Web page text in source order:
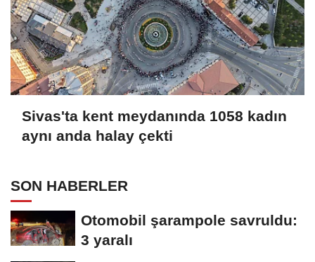
Sivas'ta kent meydanında 1058 kadın
aynı anda halay çekti
SON HABERLER
Otomobil şarampole savruldu:
3 yaralı